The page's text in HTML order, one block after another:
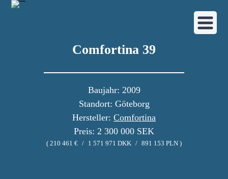
Comfortina 39
Baujahr: 2009
Standort: Göteborg
Hersteller: Comfortina
Preis: 2 300 000 SEK
( 210 461 € / 1 571 971 DKK / 891 153 PLN )